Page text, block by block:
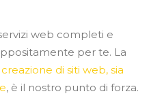
web completi e
per te. La
creazione di siti web, sia
, è il nostro punto di forza.